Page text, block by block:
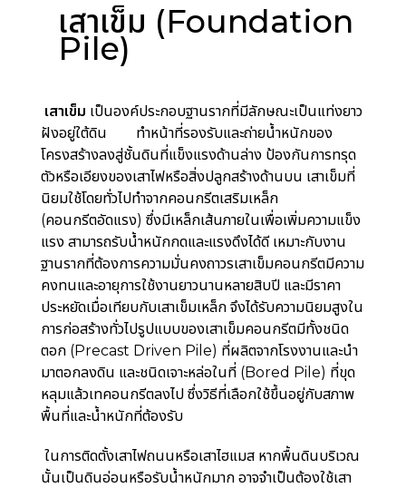
เสาเข็ม (Foundation
Pile)
เสาเข็ม เป็นองค์ประกอบฐานรากที่มีลักษณะเป็นแท่งยาว
ฝังอยู่ใต้ดิน ทำหน้าที่รองรับและถ่ายน้ำหนักของ
โครงสร้างลงสู่ชั้นดินที่แข็งแรงด้านล่าง ป้องกันการทรุด
ตัวหรือเอียงของเสาไฟหรือสิ่งปลูกสร้างด้านบน เสาเข็มที่
นิยมใช้โดยทั่วไปทำจากคอนกรีตเสริมเหล็ก
(คอนกรีตอัดแรง) ซึ่งมีเหล็กเส้นภายในเพื่อเพิ่มความแข็ง
แรง สามารถรับน้ำหนักกดและแรงดึงได้ดี เหมาะกับงาน
ฐานรากที่ต้องการความมั่นคงถาวรเสาเข็มคอนกรีตมีความ
คงทนและอายุการใช้งานยาวนานหลายสิบปี และมีราคา
ประหยัดเมื่อเทียบกับเสาเข็มเหล็ก จึงได้รับความนิยมสูงใน
การก่อสร้างทั่วไปรูปแบบของเสาเข็มคอนกรีตมีทั้งชนิด
ตอก (Precast Driven Pile) ที่ผลิตจากโรงงานและนำ
มาตอกลงดิน และชนิดเจาะหล่อในที่ (Bored Pile) ที่ขุด
หลุมแล้วเทคอนกรีตลงไป ซึ่งวิธีที่เลือกใช้ขึ้นอยู่กับสภาพ
พื้นที่และน้ำหนักที่ต้องรับ
ในการติดตั้งเสาไฟถนนหรือเสาไฮแมส หากพื้นดินบริเวณ
นั้นเป็นดินอ่อนหรือรับน้ำหนักมาก อาจจำเป็นต้องใช้เสา